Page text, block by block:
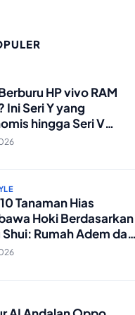
HP vivo RAM
Ini Seri Y yang
hingga Seri V
Militer!
Tanaman Hias
Hoki Berdasarkan
Shui: Rumah Adem dan
Lancar!